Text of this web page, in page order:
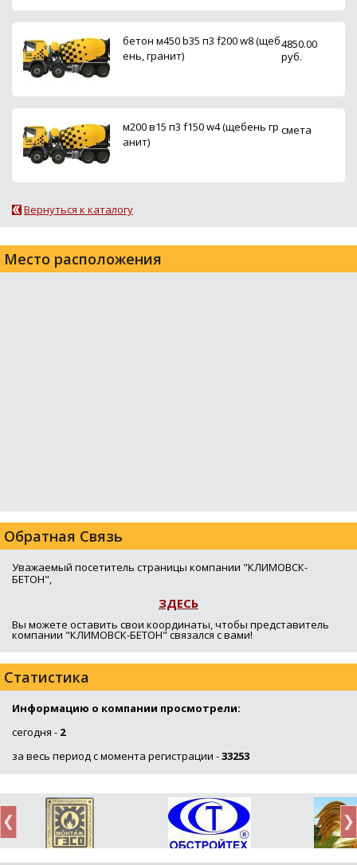
бетон м450 b35 п3 f200 w8 (щеб
ень, гранит)
4850.00
руб.
м200 в15 п3 f150 w4 (щебень гр
анит)
смета
Вернуться к каталогу
Место расположения
Обратная Связь
Уважаемый посетитель страницы компании "КЛИМОВСК-
БЕТОН",
ЗДЕСЬ
Вы можете оставить свои координаты, чтобы представитель
компании "КЛИМОВСК-БЕТОН" связался с вами!
Статистика
Информацию о компании просмотрели:
сегодня - 2
за весь период с момента регистрации -33253